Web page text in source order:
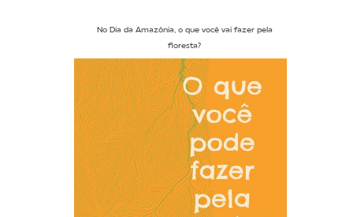
No Dia da Amazônia, o que você vai fazer pela
floresta?